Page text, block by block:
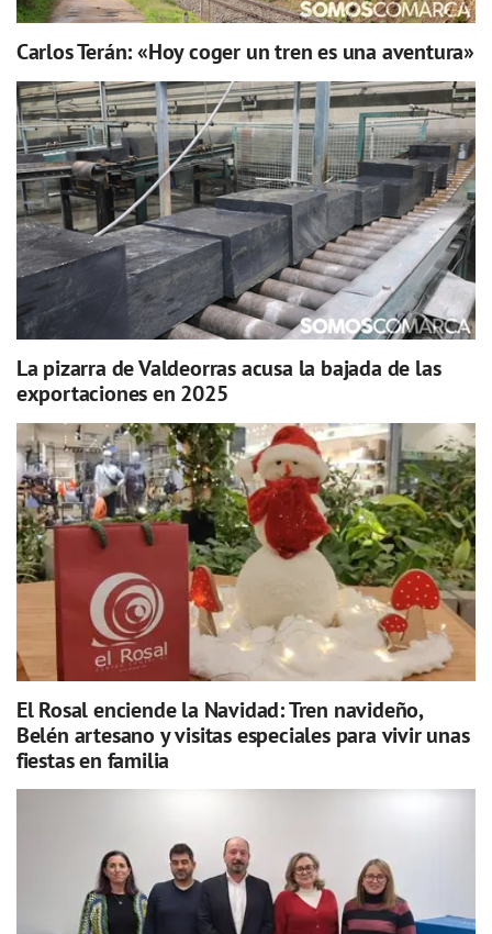
Carlos Terán: «Hoy coger un tren es una aventura»
La pizarra de Valdeorras acusa la bajada de las
exportaciones en 2025
El Rosal enciende la Navidad: Tren navideño,
Belén artesano y visitas especiales para vivir unas
fiestas en familia